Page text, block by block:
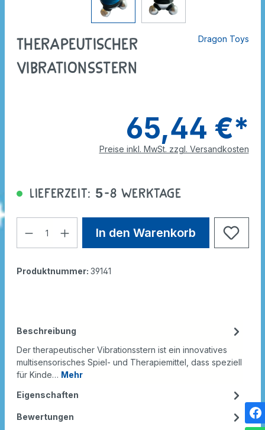
Therapeutischer
Vibrationsstern
Dragon Toys
65,44 €*
Preise inkl. MwSt. zzgl. Versandkosten
Lieferzeit: 5-8 Werktage
In den Warenkorb
Produktnummer: 39141
Beschreibung
Der therapeutischer Vibrationsstern ist ein innovatives
multisensorisches Spiel- und Therapiemittel, dass speziell
für Kinde… Mehr
Eigenschaften
Bewertungen